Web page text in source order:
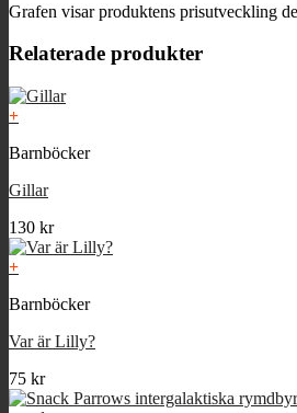
Grafen visar produktens prisutveckling
Relaterade produkter
+
Barnböcker
Gillar
130 kr
+
Barnböcker
Var är Lilly?
75 kr